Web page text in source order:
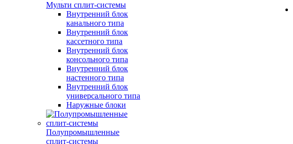
Мульти сплит-системы
Внутренний блок
канального типа
Внутренний блок
кассетного типа
Внутренний блок
консольного типа
Внутренний блок
настенного типа
Внутренний блок
универсального типа
Наружные блоки
Полупромышленные
сплит-системы